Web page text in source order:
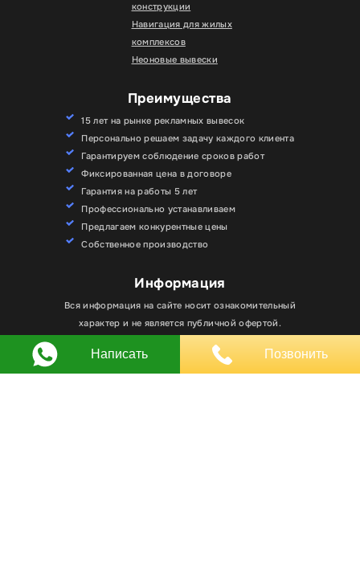
конструкции
Навигация для жилых
комплексов
Неоновые вывески
Преимущества
15 лет на рынке рекламных вывесок
Персонально решаем задачу каждого клиента
Гарантируем соблюдение сроков работ
Фиксированная цена в договоре
Гарантия на работы 5 лет
Профессионально устанавливаем
Предлагаем конкурентные цены
Собственное производство
Информация
Вся информация на сайте носит ознакомительный
характер и не является публичной офертой.
Любое использование материалов, элементов
дизайна и оформления, в том числе копирование
файлы cookie. Вы всегда можете отключить файлы
cookie в настройках браузера.
Хорошо
Написать Позвонить